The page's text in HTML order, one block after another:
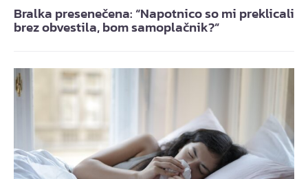
Bralka presenečena: “Napotnico so mi preklicali
brez obvestila, bom samoplačnik?”